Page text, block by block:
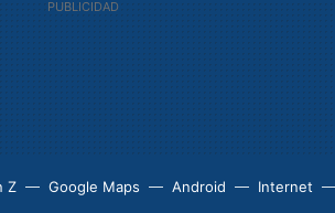
Z Google Maps Android Internet